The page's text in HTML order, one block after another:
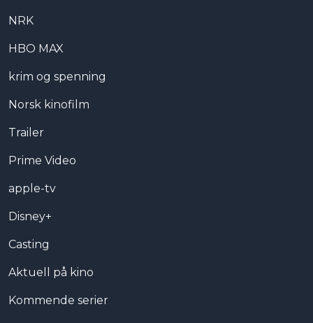
NRK
HBO MAX
krim og spenning
Norsk kinofilm
Trailer
Prime Video
apple-tv
Disney+
Casting
Aktuell på kino
Kommende serier